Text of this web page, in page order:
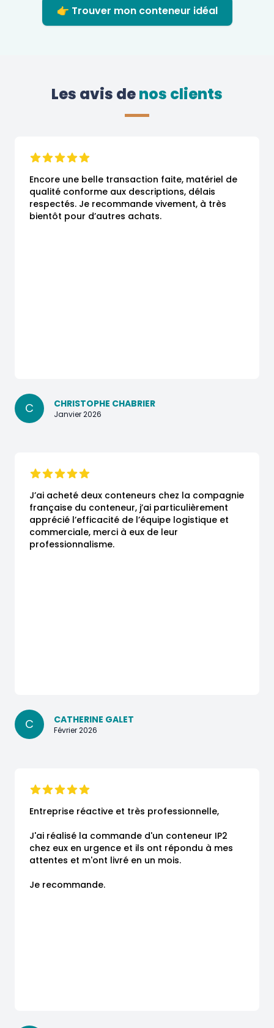
👉 Trouver mon conteneur idéal
Les avis de nos clients
Encore une belle transaction faite, matériel de
qualité conforme aux descriptions, délais
respectés. Je recommande vivement, à très
bientôt pour d’autres achats.
C CHRISTOPHE CHABRIER
Janvier 2026
J’ai acheté deux conteneurs chez la compagnie
française du conteneur, j’ai particulièrement
apprécié l’efficacité de l’équipe logistique et
commerciale, merci à eux de leur
professionnalisme.
C CATHERINE GALET
Février 2026
Entreprise réactive et très professionnelle,
J'ai réalisé la commande d'un conteneur IP2
chez eux en urgence et ils ont répondu à mes
attentes et m'ont livré en un mois.
Je recommande.